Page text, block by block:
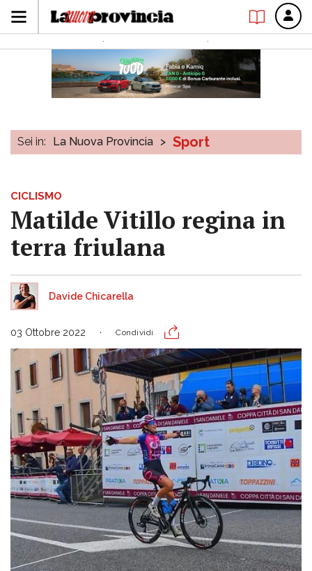
Sei in: La Nuova Provincia > Sport
CICLISMO
Matilde Vitillo regina in
terra friulana
Davide Chicarella
03 Ottobre 2022 Condividi